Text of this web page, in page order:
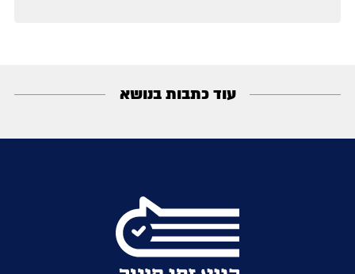
עוד כתבות בנושא